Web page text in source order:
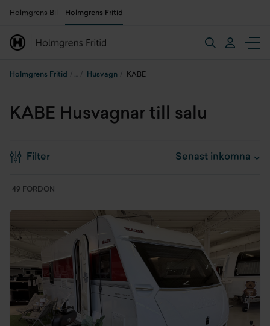
Holmgrens Bil Holmgrens Fritid
Holmgrens Fritid Husvagn KABE
KABE Husvagnar till salu
Filter
49 FORDON